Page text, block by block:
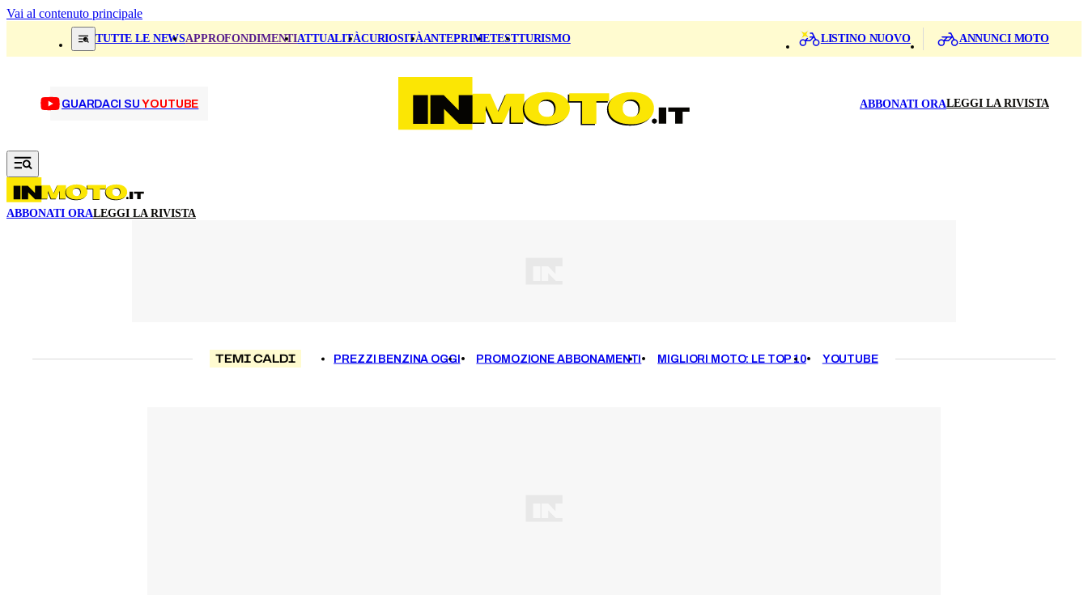
Vai al contenuto principale
TUTTE LE NEWSAPPROFONDIMENTIATTUALITÀCURIOSITÀANTEPRIMETESTTURISMO LISTINO NUOVO ANNUNCI MOTO
GUARDACI SUYOUTUBE ABBONATI ORALEGGI LA RIVISTA
ABBONATI ORALEGGI LA RIVISTA
TEMI CALDI PREZZI BENZINA OGGI PROMOZIONE ABBONAMENTI MIGLIORI MOTO: LE TOP 10 YOUTUBE